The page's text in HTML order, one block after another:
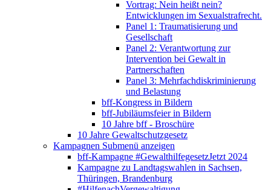
Vortrag: Nein heißt nein?
Entwicklungen im Sexualstrafrecht.
Panel 1: Traumatisierung und
Gesellschaft
Panel 2: Verantwortung zur
Intervention bei Gewalt in
Partnerschaften
Panel 3: Mehrfachdiskriminierung
und Belastung
bff-Kongress in Bildern
bff-Jubiläumsfeier in Bildern
10 Jahre bff - Broschüre
10 Jahre Gewaltschutzgesetz
Kampagnen Submenü anzeigen
bff-Kampagne #GewalthilfegesetzJetzt 2024
Kampagne zu Landtagswahlen in Sachsen,
Thüringen, Brandenburg